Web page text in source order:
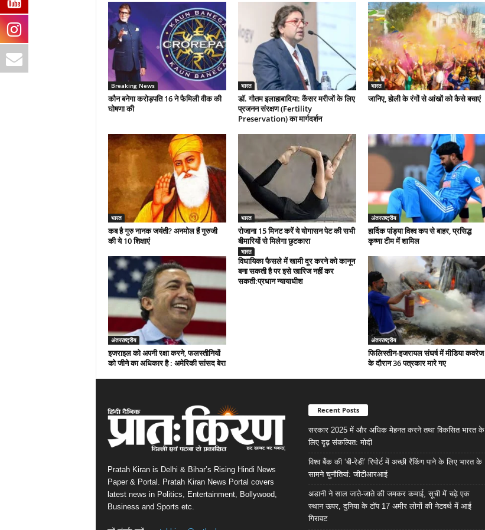
Breaking News
कौन बनेगा करोड़पति 16 ने फैमिली वीक की
घोषणा की
भारत
डॉ. गौतम इलाहाबादिया: कैंसर मरीजों के लिए
प्रजनन संरक्षण (Fertility
Preservation) का मार्गदर्शन
भारत
जानिए, होली के रंगों से आंखों को कैसे बचाएं
भारत
कब है गुरु नानक जयंती? अनमोल हैं गुरुजी
की ये 10 शिक्षाएं
भारत
रोजाना 15 मिनट करें ये योगासन पेट की सभी
बीमारियों से मिलेगा छुटकारा
अंतरराष्ट्रीय
हार्दिक पांड्या विश्व कप से बाहर, प्रसिद्ध
कृष्णा टीम में शामिल
अंतरराष्ट्रीय
इजराइल को अपनी रक्षा करने, फलस्तीनियों
को जीने का अधिकार है : अमेरिकी सांसद बेरा
भारत
विधायिका फैसले में खामी दूर करने को कानून
बना सकती है पर इसे खारिज नहीं कर
सकती:प्रधान न्यायाधीश
अंतरराष्ट्रीय
फिलिस्तीन-इजरायल संघर्ष में मीडिया कवरेज
के दौरान 36 पत्रकार मारे गए
Pratah Kiran is Delhi & Bihar’s Rising Hindi News
Paper & Portal. Pratah Kiran News Portal covers
latest news in Politics, Entertainment, Bollywood,
Business and Sports etc.
Recent Posts
सरकार 2025 में और अधिक मेहनत करने तथा विकसित भारत के
लिए दृढ़ संकल्पित: माेदी
विश्व बैंक की ‘बी-रेडी’ रिपोर्ट में अच्छी रैंकिंग पाने के लिए भारत के
सामने चुनौतियां: जीटीआरआई
अडानी ने साल जाते-जाते की जमकर कमाई, सूची में चढ़े एक
स्थान ऊपर, दुनिया के टॉप 17 अमीर लोगों की नेटवर्थ में आई
गिरावट